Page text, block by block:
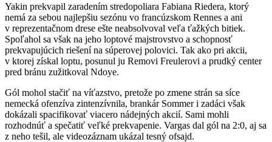
Yakin prekvapil zaradením stredopoliara Fabiana Riedera, ktorý
nemá za sebou najlepšiu sezónu vo francúzskom Rennes a ani
v reprezentačnom drese ešte neabsolvoval veľa ťažkých bitiek.
Spoľahol sa však na jeho loptové majstrovstvo a schopnosť
prekvapujúcich riešení na súperovej polovici. Tak ako pri akcii,
v ktorej získal loptu, posunul ju Removi Freulerovi a prudký center
pred bránu zužitkoval Ndoye.
Gól mohol stačiť na víťazstvo, pretože po zmene strán sa síce
nemecká ofenzíva zintenzívnila, brankár Sommer i zadáci však
dokázali spacifikovať viacero nádejných akcií. Sami mohli
rozhodnúť a spečatiť veľké prekvapenie. Vargas dal gól na 2:0, aj sa
z neho tešil, ale videozáznam ukázal tesný ofsajd.